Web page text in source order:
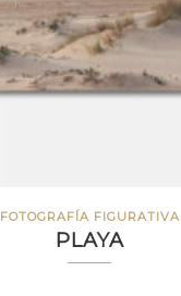
FOTOGRAFÍA FIGURATIVA
PLAYA